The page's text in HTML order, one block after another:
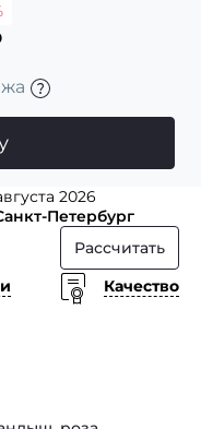
2026
Петербург
Рассчитать
Качество